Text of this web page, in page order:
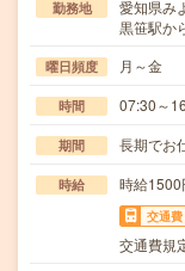
勤務地
愛知県み
黒笹駅か
曜日頻度 月～金
時間 07:30～
期間 長期でお
時給 時給1500
交通費
交通費規